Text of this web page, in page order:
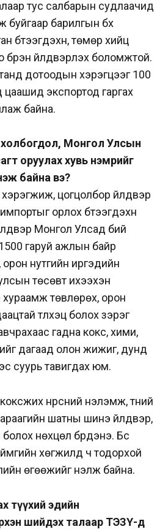
тус салбарын судлаачид
буйгаар барилгын бүх
бүтээгдэхүүн, төмөр хийц
бүрэн үйлдвэрлэх боломжтой.
дотоодын хэрэгцээг 100
цаашид экспортод гаргах
байна.
холбогдол, Монгол Улсын
оруулах хувь нэмрийг
байна вэ?
цогцолбор үйлдвэр
орлох бүтээгдэхүүн
Монгол Улсад бий
гаруй ажлын байр
нутгийн иргэдийн
төсөвт ихээхэн
төвлөрөх, орон
түлхэц болох зэрэг
гадна кокс, хими,
дагаад олон жижиг, дунд
суурь тавигдах юм.
нүүрсний үнэлэмж, түүний
шатны шинэ үйлдвэр,
болох нөхцөл бүрдэнэ. Бүс
хөгжилд ч тодорхой
өгөөжийг үнэлж байна.
түүхий эдийн
шийдэх талаар ТЭЗҮ-д